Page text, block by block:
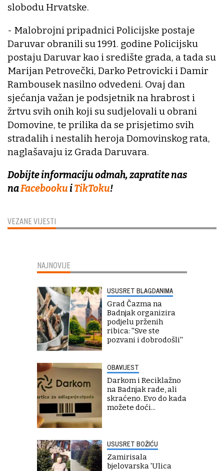
VEZANE VIJESTI
slobodu Hrvatske.
- Malobrojni pripadnici Policijske postaje
Daruvar obranili su 1991. godine Policijsku
postaju Daruvar kao i središte grada, a tada su
Marijan Petrovečki, Darko Petrovicki i Damir
Rambousek nasilno odvedeni. Ovaj dan
sjećanja važan je podsjetnik na hrabrost i
žrtvu svih onih koji su sudjelovali u obrani
Domovine, te prilika da se prisjetimo svih
stradalih i nestalih heroja Domovinskog rata,
naglašavaju iz Grada Daruvara.
Dobijte informaciju odmah, zapratite nas
naFacebooku iTikToku!
NAJNOVIJE
USUSRET BLAGDANIMA
Grad Čazma na
Badnjak organizira
podjelu prženih
ribica: ''Sve ste
pozvani i dobrodošli''
OBAVIJEST
Darkom i Reciklažno
na Badnjak rade, ali
skraćeno. Evo do kada
možete doći...
USUSRET BOŽIĆU
Zamirisala
bjelovarska 'Ulica